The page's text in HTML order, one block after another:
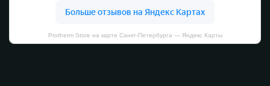
Protherm Store на карте Санкт‑Петербурга — Яндекс Карты